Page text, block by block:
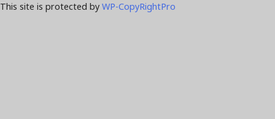
This site is protected by WP-CopyRightPro